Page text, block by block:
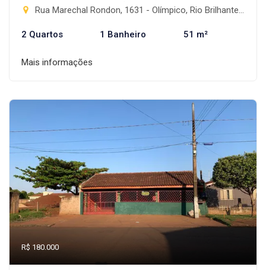
Rua Marechal Rondon, 1631 - Olímpico, Rio Brilhante-MS
2 Quartos 1 Banheiro 51 m²
Mais informações
R$ 180.000